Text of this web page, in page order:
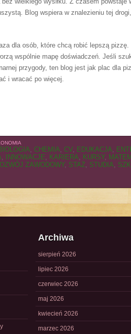
Blog wspiera w znalezieniu tej
dla osób, które chcą robić lepszą
wspólnie mapę doświadczeń. Jeśli
przygody, ten blog jest jak plac dla
i wracać po więcej.
, CHEMIA, CV, EDUKACJA,
, INNOWACJE, KARIERA, KURSY,
ZAWODOWY, STAŻ, STUDIA,
Archiwa
sierpień 2026
lipiec 2026
czerwiec 2026
maj 2026
kwiecień 2026
marzec 2026